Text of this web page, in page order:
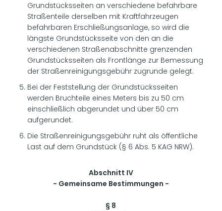
Grundstücksseiten an verschiedene befahrbare
Straßenteile derselben mit Kraftfahrzeugen
befahrbaren Erschließungsanlage, so wird die
längste Grundstücksseite von den an die
verschiedenen Straßenabschnitte grenzenden
Grundstücksseiten als Frontlänge zur Bemessung
der Straßenreinigungsgebühr zugrunde gelegt.
Bei der Feststellung der Grundstücksseiten
werden Bruchteile eines Meters bis zu 50 cm
einschließlich abgerundet und über 50 cm
aufgerundet.
Die Straßenreinigungsgebühr ruht als öffentliche
Last auf dem Grundstück (§ 6 Abs. 5 KAG NRW).
Abschnitt IV
- Gemeinsame Bestimmungen -
§ 8